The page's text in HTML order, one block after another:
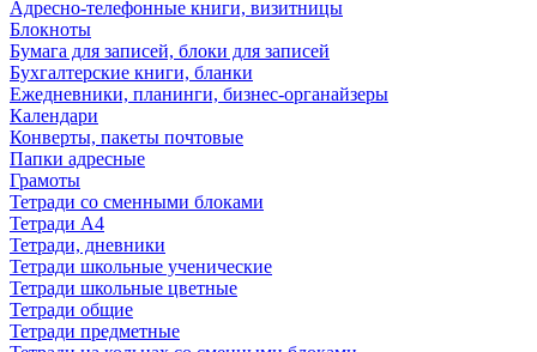
Адресно-телефонные книги, визитницы
Блокноты
Бумага для записей, блоки для записей
Бухгалтерские книги, бланки
Ежедневники, планинги, бизнес-органайзеры
Календари
Конверты, пакеты почтовые
Папки адресные
Грамоты
Тетради со сменными блоками
Тетради А4
Тетради, дневники
Тетради школьные ученические
Тетради школьные цветные
Тетради общие
Тетради предметные